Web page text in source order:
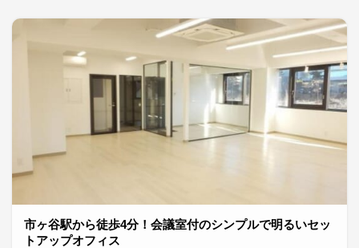
市ヶ谷駅から徒歩4分！会議室付のシンプルで明るいセッ
トアップオフィス